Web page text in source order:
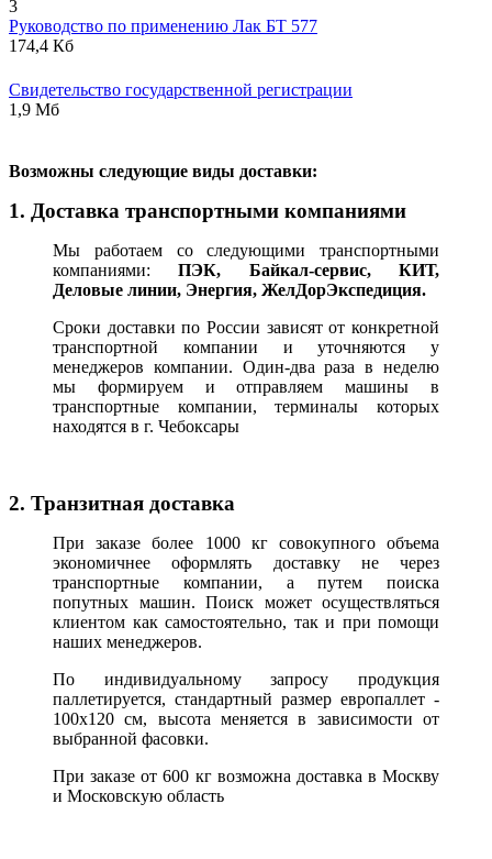
3
Руководство по применению Лак БТ 577
174,4 Кб
Свидетельство государственной регистрации
1,9 Мб
Возможны следующие виды доставки:
1. Доставка транспортными компаниями
Мы работаем со следующими транспортными
компаниями:ПЭК, Байкал-сервис, КИТ,
Деловые линии, Энергия, ЖелДорЭкспедиция.
Сроки доставки по России зависят от конкретной
транспортной компании и уточняются у
менеджеров компании. Один-два раза в неделю
мы формируем и отправляем машины в
транспортные компании, терминалы которых
находятся в г. Чебоксары
2. Транзитная доставка
При заказе более 1000 кг совокупного объема
экономичнее оформлять доставку не через
транспортные компании, а путем поиска
попутных машин. Поиск может осуществляться
клиентом как самостоятельно, так и при помощи
наших менеджеров.
По индивидуальному запросу продукция
паллетируется, стандартный размер европаллет -
100х120 см, высота меняется в зависимости от
выбранной фасовки.
При заказе от 600 кг возможна доставка в Москву
и Московскую область